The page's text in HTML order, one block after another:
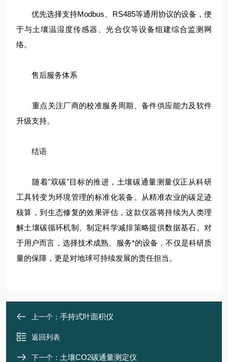
优先选择支持Modbus、RS485等通用协议的设备，便
于与土壤温湿度传感器、光合仪等设备组建综合监测网
络。
售后服务体系
重点关注厂商的校准服务周期、备件供应能力及软件
升级支持。
结语
随着"双碳"目标的推进，土壤碳通量测量仪正从科研
工具转变为环境管理的标准化装备。从精准农业的碳足迹
核算，到生态修复的效果评估，这款仪器将持续为人类理
解土壤碳循环机制、制定科学减排策略提供数据基石。对
于用户而言，选择技术成熟、服务*的设备，不仅是科研质
量的保障，更是对地球可持续发展的责任担当。
上一个： 手持式叶面积仪
返回列表
下一个： 土壤CO2碳通量测定仪